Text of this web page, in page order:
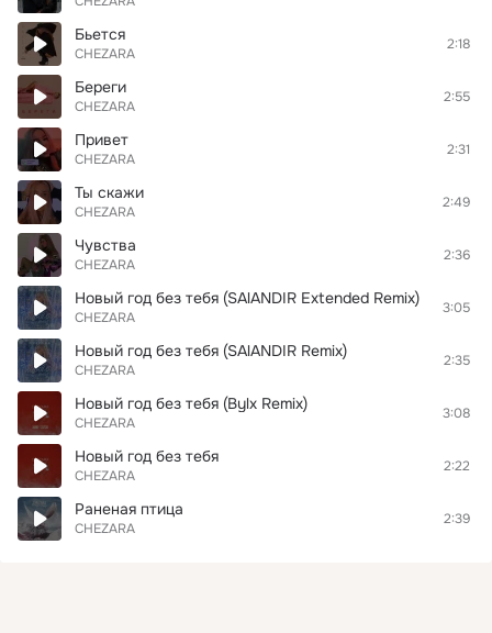
Бьется
CHEZARA
2:18
Береги
CHEZARA
2:55
Привет
CHEZARA
2:31
Ты скажи
CHEZARA
2:49
Чувства
CHEZARA
2:36
Новый год без тебя (SAlANDIR Extended Remix)
CHEZARA
3:05
Новый год без тебя (SAlANDIR Remix)
CHEZARA
2:35
Новый год без тебя (Bylx Remix)
CHEZARA
3:08
Новый год без тебя
CHEZARA
2:22
Раненая птица
CHEZARA
2:39